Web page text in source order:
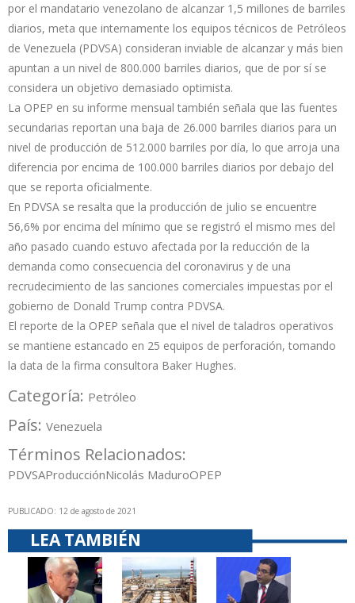
por el mandatario venezolano de alcanzar 1,5 millones de barriles
diarios, meta que internamente los equipos técnicos de Petróleos
de Venezuela (PDVSA) consideran inviable de alcanzar y más bien
apuntan a un nivel de 800.000 barriles diarios, que de por sí se
considera un objetivo demasiado optimista.
La OPEP en su informe mensual también señala que las fuentes
secundarias reportan una baja de 26.000 barriles diarios para un
nivel de producción de 512.000 barriles por día, lo que arroja una
diferencia por encima de 100.000 barriles diarios por debajo del
que se reporta oficialmente.
En PDVSA se resalta que la producción de julio se encuentre
56,6% por encima del mínimo que se registró el mismo mes del
año pasado cuando estuvo afectada por la reducción de la
demanda como consecuencia del coronavirus y de una
recrudecimiento de las sanciones comerciales impuestas por el
gobierno de Donald Trump contra PDVSA.
El reporte de la OPEP señala que el nivel de taladros operativos
se mantiene estancado en 25 equipos de perforación, tomando
la data de la firma consultora Baker Hughes.
Categoría: Petróleo
País: Venezuela
Términos Relacionados:
PDVSAProducciónNicolás MaduroOPEP
PUBLICADO: 12 de agosto de 2021
LEA TAMBIÉN